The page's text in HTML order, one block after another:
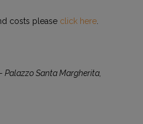
costs please click here.
Palazzo Santa Margherita,